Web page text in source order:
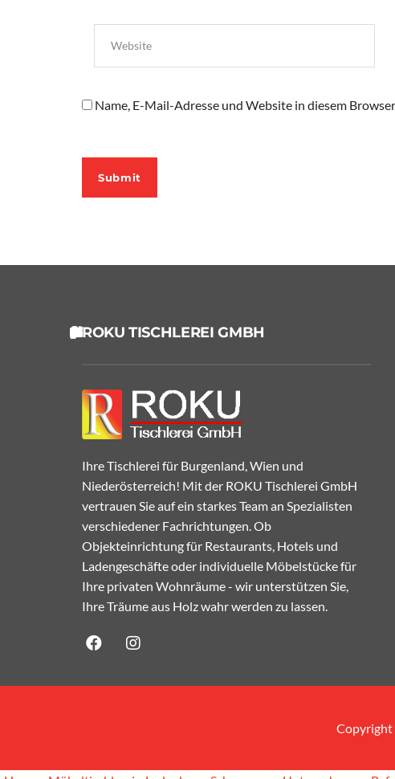
Name, E-Mail-Adresse und Website in diesem
ROKU TISCHLEREI GMBH
Ihre Tischlerei für Burgenland, Wien und
Niederösterreich! Mit der ROKU Tischlerei GmbH
vertrauen Sie auf ein starkes Team an Spezialisten
verschiedener Fachrichtungen. Ob
Objekteinrichtung für Restaurants, Hotels und
Ladengeschäfte oder individuelle Möbelstücke für
Ihre privaten Wohnräume - wir unterstützen Sie,
Ihre Träume aus Holz wahr werden zu lassen.
Copyright